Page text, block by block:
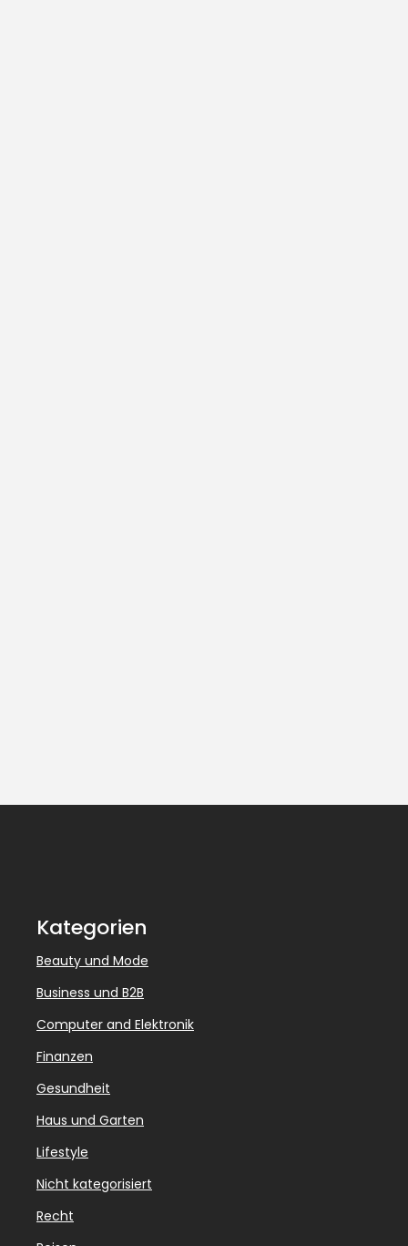
Kategorien
Beauty und Mode
Business und B2B
Computer and Elektronik
Finanzen
Gesundheit
Haus und Garten
Lifestyle
Nicht kategorisiert
Recht